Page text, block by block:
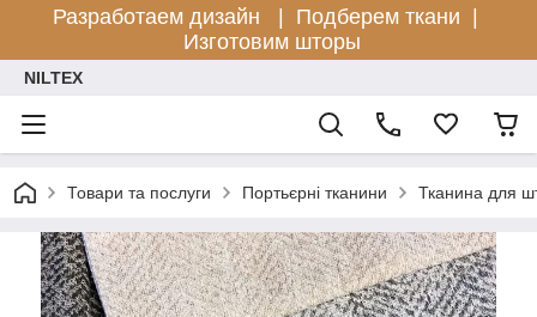
Разработаем дизайн |
Подберем ткани |
Изготовим шторы
NILTEX
Товари та послуги Портьєрні тканини Тканина для